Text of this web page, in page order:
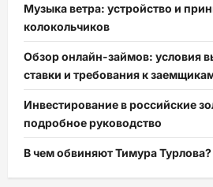
Музыка ветра: устройство и
колокольчиков
Обзор онлайн-займов: условия
ставки и требования к
Инвестирование в российские
подробное руководство
В чем обвиняют Тимура Турлова?